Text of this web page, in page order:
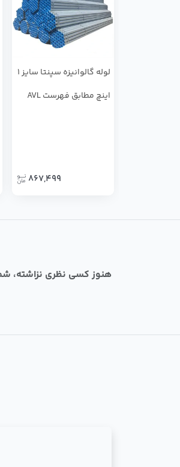
لوله گالوانیزه سپنتا سایز 1
اینچ مطابق فهرست AVL
867,499
هنوز کسی نظری نزاشته،